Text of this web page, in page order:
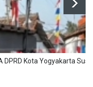
DPRD Kota Yogyakarta